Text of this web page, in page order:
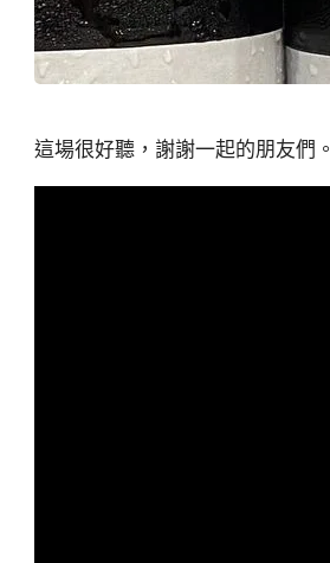
這場很好聽，謝謝一起的朋友們。